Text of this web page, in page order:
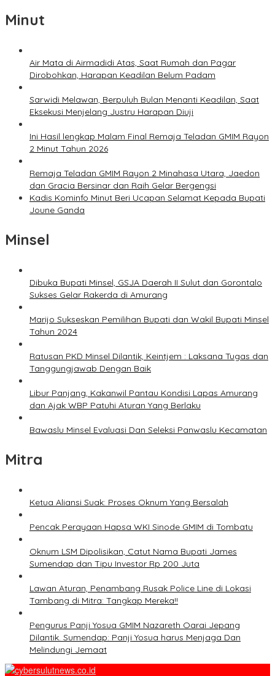
Minut
Air Mata di Airmadidi Atas, Saat Rumah dan Pagar
Dirobohkan, Harapan Keadilan Belum Padam
Sarwidi Melawan, Berpuluh Bulan Menanti Keadilan, Saat
Eksekusi Menjelang Justru Harapan Diuji
Ini Hasil lengkap Malam Final Remaja Teladan GMIM Rayon
2 Minut Tahun 2026
Remaja Teladan GMIM Rayon 2 Minahasa Utara, Jaedon
dan Gracia Bersinar dan Raih Gelar Bergengsi
Kadis Kominfo Minut Beri Ucapan Selamat Kepada Bupati
Joune Ganda
Minsel
Dibuka Bupati Minsel, GSJA Daerah II Sulut dan Gorontalo
Sukses Gelar Rakerda di Amurang
Marijo Sukseskan Pemilihan Bupati dan Wakil Bupati Minsel
Tahun 2024
Ratusan PKD Minsel Dilantik, Keintjem : Laksana Tugas dan
Tanggungjawab Dengan Baik
Libur Panjang, Kakanwil Pantau Kondisi Lapas Amurang
dan Ajak WBP Patuhi Aturan Yang Berlaku
Bawaslu Minsel Evaluasi Dan Seleksi Panwaslu Kecamatan
Mitra
Ketua Aliansi Suak: Proses Oknum Yang Bersalah
Pencak Perayaan Hapsa WKI Sinode GMIM di Tombatu
Oknum LSM Dipolisikan, Catut Nama Bupati James
Sumendap dan Tipu Investor Rp 200 Juta
Lawan Aturan, Penambang Rusak Police Line di Lokasi
Tambang di Mitra: Tangkap Mereka!!
Pengurus Panji Yosua GMIM Nazareth Oarai Jepang
Dilantik. Sumendap: Panji Yosua harus Menjaga Dan
Melindungi Jemaat